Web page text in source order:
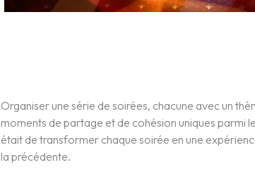
Organiser une série de soirées, chacune avec un
moments de partage et de cohésion uniques parmi
était de transformer chaque soirée en une
la précédente.